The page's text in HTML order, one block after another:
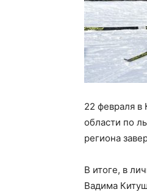
22 февраля в
области по
региона
В итоге, в
Вадима